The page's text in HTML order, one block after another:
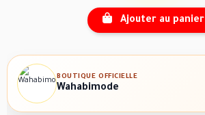
Ajouter au panier
BOUTIQUE OFFICIELLE
Wahabimode